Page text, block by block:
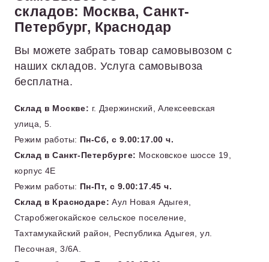
складов: Москва, Санкт-
Петербург, Краснодар
Вы можете забрать товар самовывозом с
наших складов. Услуга самовывоза
бесплатна.
Склад в Москве: г. Дзержинский, Алексеевская
улица, 5.
Режим работы: Пн-Сб, с 9.00:17.00 ч.
Склад в Санкт-Петербурге: Московское шоссе 19,
корпус 4Е
Режим работы: Пн-Пт, с 9.00:17.45 ч.
Склад в Краснодаре: Аул Новая Адыгея,
Старобжегокайское сельское поселение,
Тахтамукайский район, Республика Адыгея, ул.
Песочная, 3/6А.